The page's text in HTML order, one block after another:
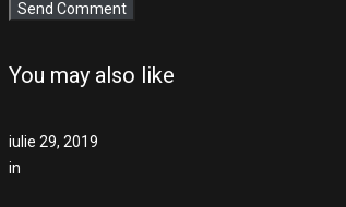
You may also like
iulie 29, 2019
in